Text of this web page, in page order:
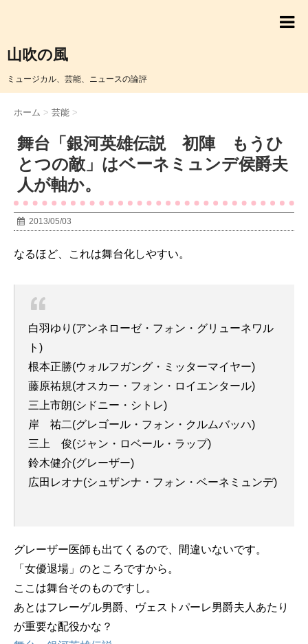
山吹の風
ミュージカル、芸能、ニュースの論評
ホーム > 芸能 >
舞台「銀河英雄伝説 初陣 もうひ
とつの敵」はベーネミュンデ侯爵夫
人が軸か。
2013/05/03
なるほど、これは舞台化しやすい。
白羽ゆり(アンネローゼ・フォン・グリューネワル
ト)
根本正勝(ウォルフガング・ミッターマイヤー)
藤原祐規(オスカー・フォン・ロイエンタール)
三上市朗(シドニー・シトレ)
岸 祐二(グレゴール・フォン・クルムバッハ)
三上 俊(ジャン・ロベール・ラップ)
鈴木健介(グレーザー)
広田レオナ(シュザンナ・フォン・ベーネミュンデ)
グレーザー医師も出てくるので、間違いないです。
「女優退場」のところですから。
ここは舞台そのものですし。
あとはフレーゲル男爵、ヴェストパーレ男爵夫人あたり
が重要な配役かな？